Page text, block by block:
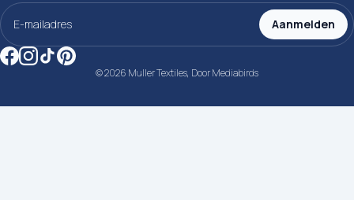
E-
mailadres
(Vereist)
Aanmelden
© 2026 Muller Textiles, DoorMediabirds